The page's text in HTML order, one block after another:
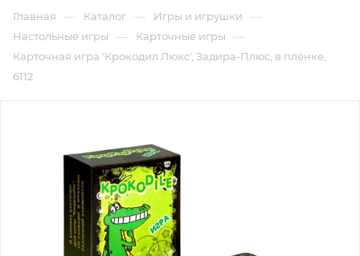
Главная — Каталог — Игры и игрушки —
Настольные игры — Карточные игры —
Карточная игра 'Крокодил Люкс', Задира-Плюс, в плёнке,
6112